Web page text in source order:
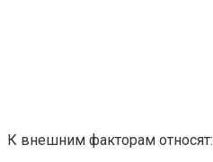
К внешним факторам относят: